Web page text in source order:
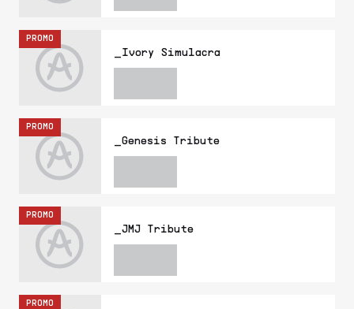
PROMO
_Ivory Simulacra
PROMO
_Genesis Tribute
PROMO
_JMJ Tribute
PROMO